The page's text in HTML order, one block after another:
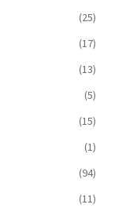
(25)
(17)
(13)
(5)
(15)
(1)
(94)
(11)